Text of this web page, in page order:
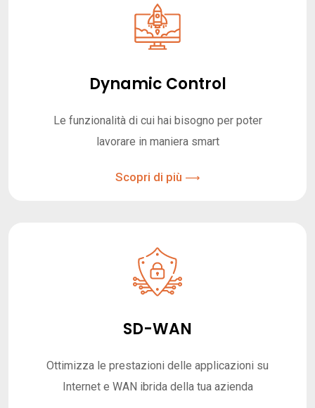
Dynamic Control
Le funzionalità di cui hai bisogno per poter
lavorare in maniera smart
Scopri di più
SD-WAN
Ottimizza le prestazioni delle applicazioni su
Internet e WAN ibrida della tua azienda